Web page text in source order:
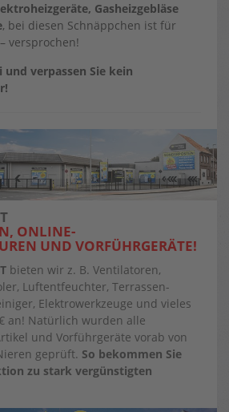
Gasheizgebläse
, bei diesen Schnäppchen ist für
versprochen!
und verpassen Sie kein
ONLINE-
UND VORFÜHRGERÄTE!
bieten wir z. B. Ventilatoren,
Luftentfeuchter, Terrassen-
Elektrowerkzeuge und vieles
an! Natürlich wurden alle
und Vorführgeräte vorab von
geprüft. So bekommen Sie
zu stark vergünstigten